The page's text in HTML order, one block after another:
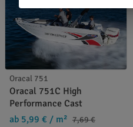
Oracal 751
Oracal 751C High
Performance Cast
ab 5,99 € / m² 7,69 €